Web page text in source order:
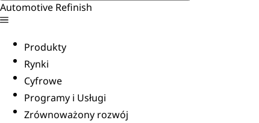
Automotive Refinish
Produkty
Rynki
Cyfrowe
Programy i Usługi
Zrównoważony rozwój